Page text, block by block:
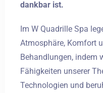
dankbar ist.
Im W Quadrille Spa
Atmosphäre, Komfort
Behandlungen, indem
Fähigkeiten unserer
Technologien und